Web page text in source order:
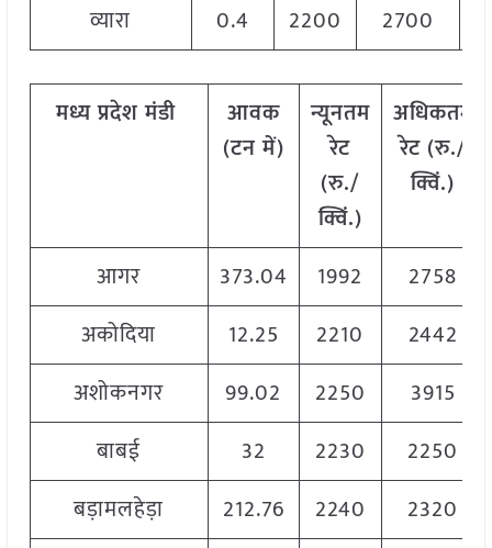
व्यारा
0.4 2200 2700
मध्यप्रदेशमंडी
आवक
(टनमें)
न्यूनतम
रेट
(रु./
क्विं.)
अधिकतम
रेट (रु./
क्विं.)
आगर 373.04 1992
2758
अकोदिया
12.25 2210
2442
अशोकनगर
99.02 2250
3915
बाबई
32 2230
2250
बड़ामलहेड़ा
212.76 2240
2320